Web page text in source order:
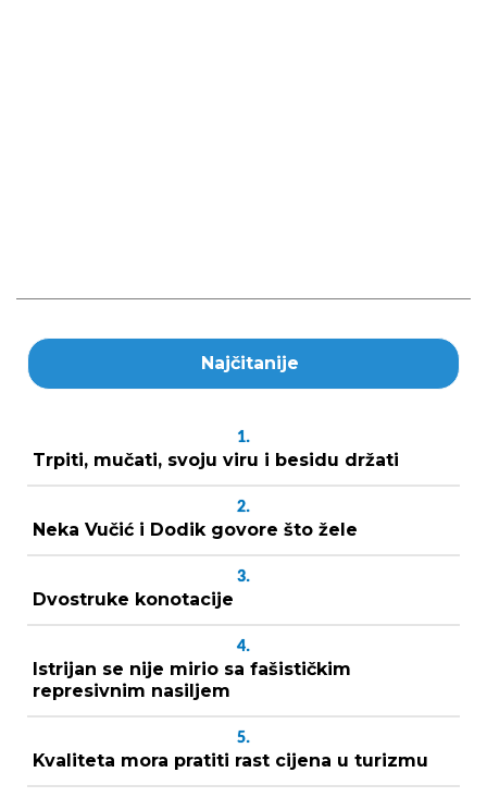
Najčitanije
1.
Trpiti, mučati, svoju viru i besidu držati
2.
Neka Vučić i Dodik govore što žele
3.
Dvostruke konotacije
4.
Istrijan se nije mirio sa fašističkim
represivnim nasiljem
5.
Kvaliteta mora pratiti rast cijena u turizmu